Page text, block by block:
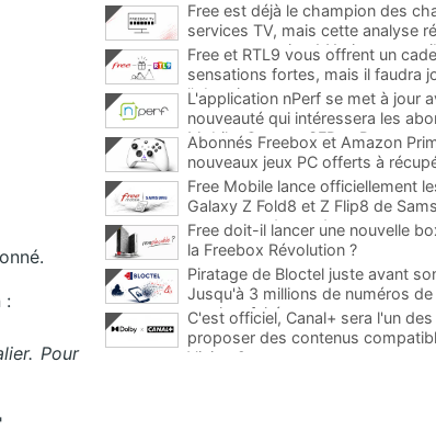
:
Pour
Free est déjà le champion des
services TV, mais cette analyse
encore au moins 141 ajouts
Free et RTL9 vous offrent un
sensations fortes, mais il faudra
l'obtenir
L'application nPerf se met à jour
nouveauté qui intéressera les
Mobile, Orange, SFR et Bouygues
Abonnés Freebox et Amazon
nouveaux jeux PC offerts à
Free Mobile lance officiellement
Galaxy Z Fold8 et Z Flip8 de
promos et des cadeaux
Free doit-il lancer une nouvelle
la Freebox Révolution ?
Piratage de Bloctel juste avant
Jusqu'à 3 millions de numéros
auraient fuité
C'est officiel, Canal+ sera l'un
proposer des contenus
Vision 2